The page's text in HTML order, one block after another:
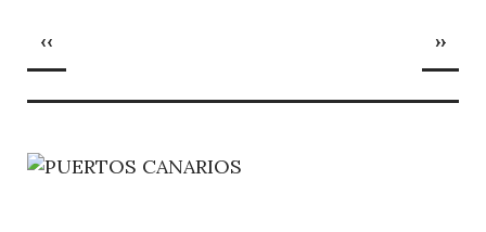
VISITA
SANTO
PÁGINA
ANTERIOR
‹‹ ››